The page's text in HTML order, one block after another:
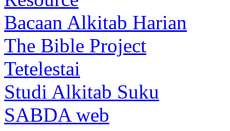
Bacaan Alkitab Harian
The Bible Project
Tetelestai
Studi Alkitab Suku
SABDA web